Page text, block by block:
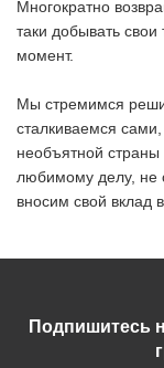
Многократно
таки добывать
момент.
Мы стремимся
сталкиваемся
необъятной страны
любимому делу, не
вносим свой вклад
Подпишитесь